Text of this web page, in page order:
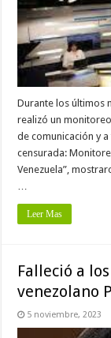
Durante los últimos
realizó un
de comunicación y
censurada:
Venezuela”,
…
Leer Mas
Falleció a
venezolano
5 noviembre, 2023